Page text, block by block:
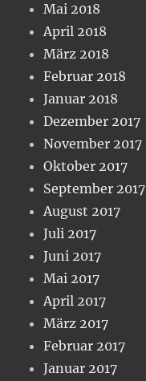
Mai 2018
April 2018
März 2018
Februar 2018
Januar 2018
Dezember 2017
November 2017
Oktober 2017
September 2017
August 2017
Juli 2017
Juni 2017
Mai 2017
April 2017
März 2017
Februar 2017
Januar 2017